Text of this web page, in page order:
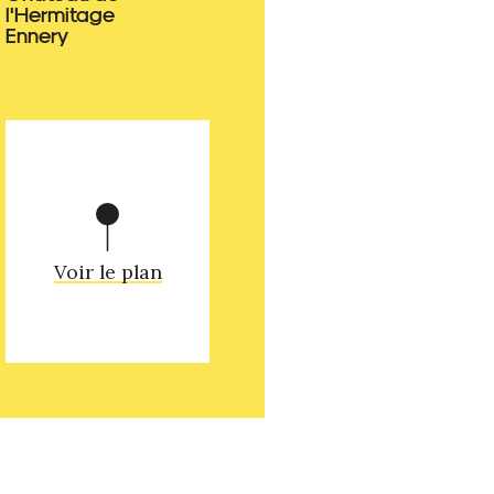
l'Hermitage
Ennery
Voir le plan